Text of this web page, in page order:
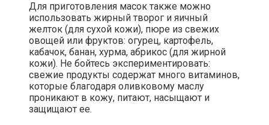
Для приготовления масок также можно
использовать жирный творог и яичный
желток (для сухой кожи), пюре из свежих
овощей или фруктов: огурец, картофель,
кабачок, банан, хурма, абрикос (для жирной
кожи). Не бойтесь экспериментировать:
свежие продукты содержат много витаминов,
которые благодаря оливковому маслу
проникают в кожу, питают, насыщают и
защищают ее.